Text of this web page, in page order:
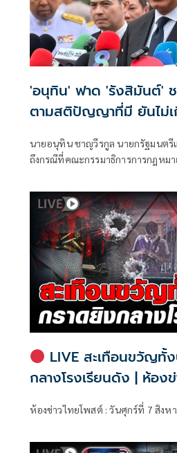
'อนุทิน' ฟาด 'รังสิมันต์'
ตามสติปัญญาที่มี ยันไม่
นายอนุทิน ชาญวีรกูล นายกรัฐมนตรี
ถึงกรณีที่คณะกรรมาธิการการกฎหม
กรรมาธิการ มีการอ้างชื่อนายกรัฐมน
ทุจริตสอบท้องถิ่น
LIVE สะเทือนขวัญทั้
กลางโรงเรียนดัง | ห้อง
ห้องข่าวไทยโพสต์ : วันศุกร์ที่ 7 สิงห